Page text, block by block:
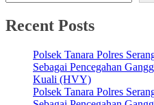
Recent Posts
Polsek Tanara Polres
Sebagai Pencegahan
Kuali (HVY)
Polsek Tanara Polres